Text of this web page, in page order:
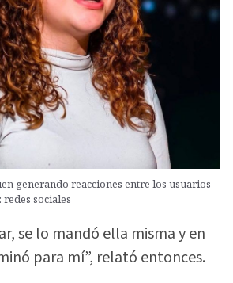
generando reacciones entre los usuarios
redes sociales
se lo mandó ella misma y en
para mí”, relató entonces.